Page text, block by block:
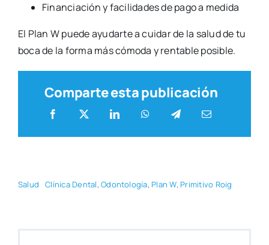
Finan­cia­ción y faci­li­da­des de pago a medi­da
El Plan W pue­de ayu­dar­te a cui­dar de la salud de tu
boca de la for­ma más cómo­da y ren­ta­ble posi­ble.
Comparte esta publicación
Salud Clí­ni­ca Den­tal,Odon­to­lo­gía, Plan W, Pri­mi­ti­vo Roig